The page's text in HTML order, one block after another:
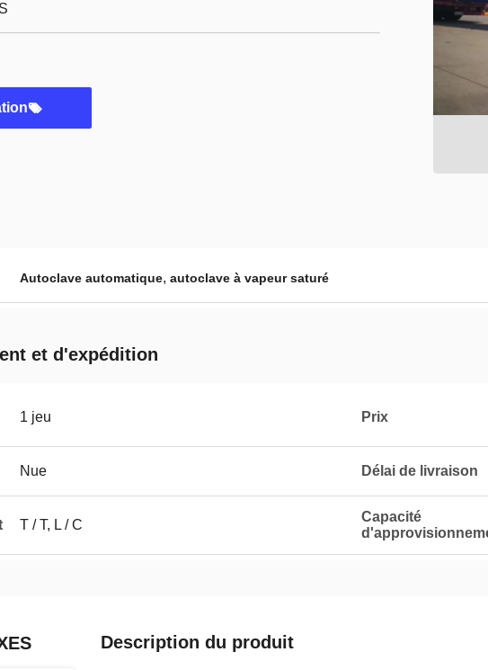
Autoclave automatique, autoclave à vapeur saturé
et d'expédition
1 jeu Prix
Nue Délai de livraison
T / T, L / C
Capacité
Description du produit